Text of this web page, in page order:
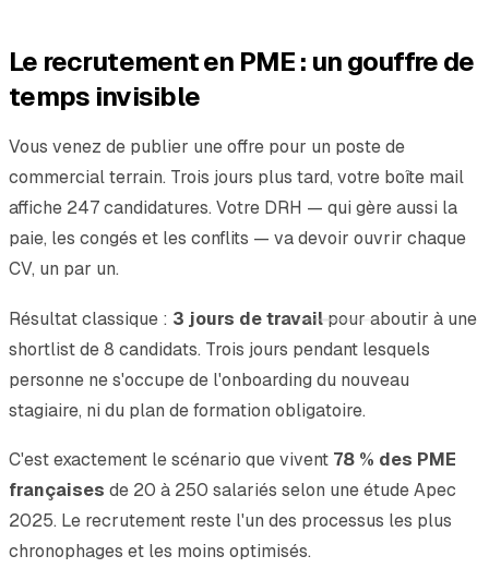
Le recrutement en PME : un gouffre de
temps invisible
Vous venez de publier une offre pour un poste de
commercial terrain. Trois jours plus tard, votre boîte mail
affiche 247 candidatures. Votre DRH — qui gère aussi la
paie, les congés et les conflits — va devoir ouvrir chaque
CV, un par un.
Résultat classique : 3 jours de travailpour aboutir à une
shortlist de 8 candidats. Trois jours pendant lesquels
personne ne s'occupe de l'onboarding du nouveau
stagiaire, ni du plan de formation obligatoire.
C'est exactement le scénario que vivent 78 % des PME
françaises de 20 à 250 salariés selon une étude Apec
2025. Le recrutement reste l'un des processus les plus
chronophages et les moins optimisés.